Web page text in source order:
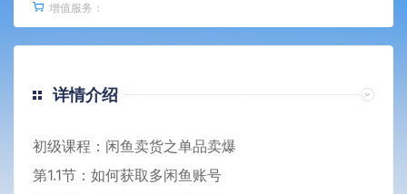
增值服务：
详情介绍
初级课程：闲鱼卖货之单品卖爆
第1.1节：如何获取多闲鱼账号